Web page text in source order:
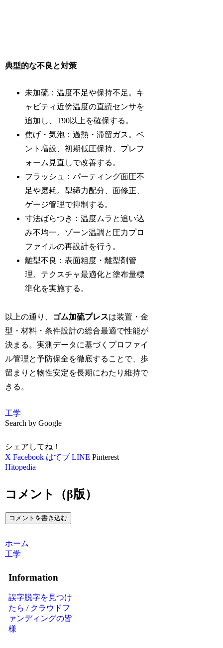
典型的な不良と対策
未加硫：温度不足や保持不足。キ
ャビティ近傍温度の直読センサを
追加し、T90以上を確保する。
焦げ・気泡：過熱・滞留ガス。ベ
ント増設、初期低圧保持、プレフ
ォーム見直しで改善する。
フラッシュ：パーティング面圧不
足や磨耗。型締力配分、面修正、
ゲージ管理で抑制する。
寸法ばらつき：温度ムラと追い込
み不均一。ゾーン温調と圧力プロ
ファイルの再設計を行う。
離型不良：表面粗度・離型剤管
理。テクスチャ最適化と塗布量標
準化を実施する。
以上の通り、 ゴム加硫プレスは装置・金
型・材料・条件設計の総合最適で性能が
決まる。実測データに基づくプロファイ
ル管理と予防保全を徹底することで、歩
留まりと物性安定を長期にわたり維持で
きる。
工学
Search by Google
シェアしてね！
X Facebook はてブ LINE Pinterest
Hitopedia
コメント（β版）
コメントを書き込む
ホーム
工学
Information
誤字脱字を見つけ
たら / クラウドフ
ァンディングの皆
様